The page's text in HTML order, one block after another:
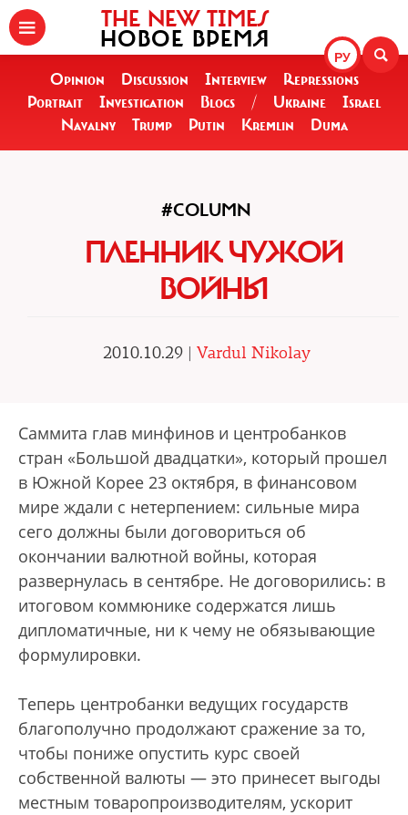
РУ
THE NEW TIMES
НОВОЕ ВРЕМЯ
Opinion Discussion Interview
Repressions
Portrait
Investigation Blogs / Ukraine
Israel
Navalny
Trump Putin Kremlin Duma
#COLUMN
ПЛЕННИК ЧУЖОЙ
ВОЙНЫ
2010.10.29 | Vardul Nikolay
Саммита глав минфинов и центробанков
стран «Большой двадцатки», который прошел
в Южной Корее 23 октября, в финансовом
мире ждали с нетерпением: сильные мира
сего должны были договориться об
окончании валютной войны, которая
развернулась в сентябре. Не договорились: в
итоговом коммюнике содержатся лишь
дипломатичные, ни к чему не обязывающие
формулировки.
Теперь центробанки ведущих государств
благополучно продолжают сражение за то,
чтобы пониже опустить курс своей
собственной валюты — это принесет выгоды
местным товаропроизводителям, ускорит